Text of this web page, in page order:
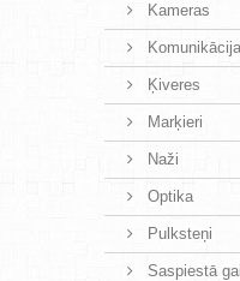
Kameras
Ķiveres
Marķieri
Naži
Optika
Pulksteņi
Saspiestā